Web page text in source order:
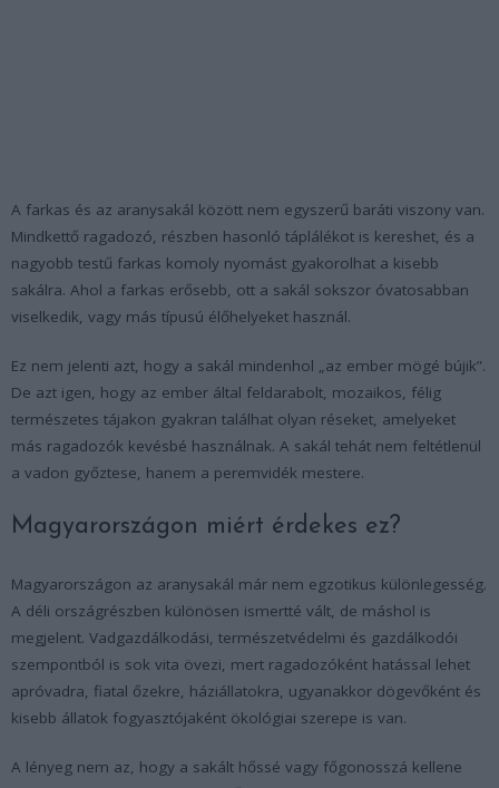
A farkas és az aranysakál között nem egyszerű baráti viszony van.
Mindkettő ragadozó, részben hasonló táplálékot is kereshet, és a
nagyobb testű farkas komoly nyomást gyakorolhat a kisebb
sakálra. Ahol a farkas erősebb, ott a sakál sokszor óvatosabban
viselkedik, vagy más típusú élőhelyeket használ.
Ez nem jelenti azt, hogy a sakál mindenhol „az ember mögé bújik”.
De azt igen, hogy az ember által feldarabolt, mozaikos, félig
természetes tájakon gyakran találhat olyan réseket, amelyeket
más ragadozók kevésbé használnak. A sakál tehát nem feltétlenül
a vadon győztese, hanem a peremvidék mestere.
Magyarországon miért érdekes ez?
Magyarországon az aranysakál már nem egzotikus különlegesség.
A déli országrészben különösen ismertté vált, de máshol is
megjelent. Vadgazdálkodási, természetvédelmi és gazdálkodói
szempontból is sok vita övezi, mert ragadozóként hatással lehet
apróvadra, fiatal őzekre, háziállatokra, ugyanakkor dögevőként és
kisebb állatok fogyasztójaként ökológiai szerepe is van.
A lényeg nem az, hogy a sakált hőssé vagy főgonosszá kellene